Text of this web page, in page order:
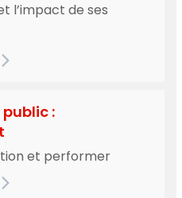
l’impact de ses
public :
et performer